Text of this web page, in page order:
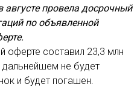
августе провела досрочный
по объявленной
оферте составил 23,3 млн
не будет
и будет погашен.